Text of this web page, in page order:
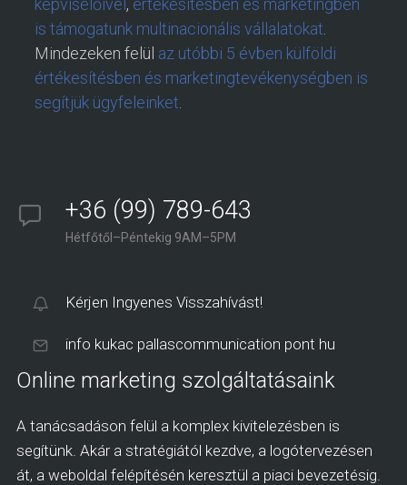
is támogatunk multinacionális vállalatokat
Mindezeken felül az utóbbi 5 évben külföldi
értékesítésben és marketingtevékenységben is
segítjük ügyfeleinket
+36 (99) 789-643
Hétfőtől–Péntekig 9AM–5PM
Kérjen Ingyenes Visszahívást!
info kukac pallascommunication pont hu
Online marketing szolgáltatásaink
A tanácsadáson felül a komplex kivitelezésben is
segítünk. Akár a stratégiától kezdve, a logótervezésen
át, a weboldal felépítésén keresztül a piaci bevezetésig.